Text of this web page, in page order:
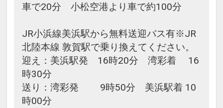
車で20分 小松空港より車で約100分
JR小浜線美浜駅から無料送迎バス有※JR
北陸本線 敦賀駅で乗り換えてください。
迎え：美浜駅発 16時20分 湾彩着 16
時30分
送り：湾彩発 9時50分 美浜駅着 10
時00分